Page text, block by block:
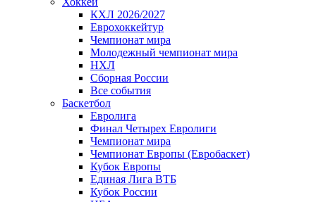
КХЛ 2026/2027
Еврохоккейтур
Чемпионат мира
Молодежный чемпионат мира
НХЛ
Сборная России
Все события
Баскетбол
Евролига
Финал Четырех Евролиги
Чемпионат мира
Чемпионат Европы (Евробаскет)
Кубок Европы
Единая Лига ВТБ
Кубок России